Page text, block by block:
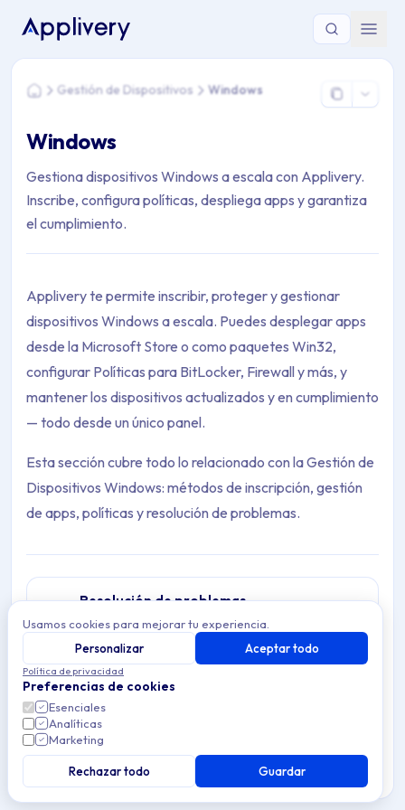
HomeGestión de Dispositivos Windows
Windows
Gestiona dispositivos Windows a escala con Applivery.
Inscribe, configura políticas, despliega apps y garantiza
el cumplimiento.
Applivery te permite inscribir, proteger y gestionar
dispositivos Windows a escala. Puedes desplegar apps
desde la Microsoft Store o como paquetes Win32,
configurar Políticas para BitLocker, Firewall y más, y
mantener los dispositivos actualizados y en cumplimiento
— todo desde un único panel.
Esta sección cubre todo lo relacionado con la Gestión de
Dispositivos Windows: métodos de inscripción, gestión
de apps, políticas y resolución de problemas.
Resolución de problemas
Resuelve problemas comunes de Gestión de
Dispositivos Windows en Applivery — soluciona
problemas de inscripción, errores de
sincronización de configuración, problemas de
despliegue de apps y conflictos de
0 articles
Políticas
Políticas de Windows en Applivery — configura
ajustes de seguridad, reglas de cumplimiento y
restricciones de dispositivos a escala.
16 articles
Archive Contents: Windows
This collection contains 1 articles across 1 sections: Windows.
Topics covered: Primeros pasos
Article listing:
Usamos cookies para mejorar tu experiencia.
Personalizar
Aceptar todo
Política de privacidad
Preferencias de cookies
Esenciales
Analíticas
Marketing
Rechazar todo Guardar